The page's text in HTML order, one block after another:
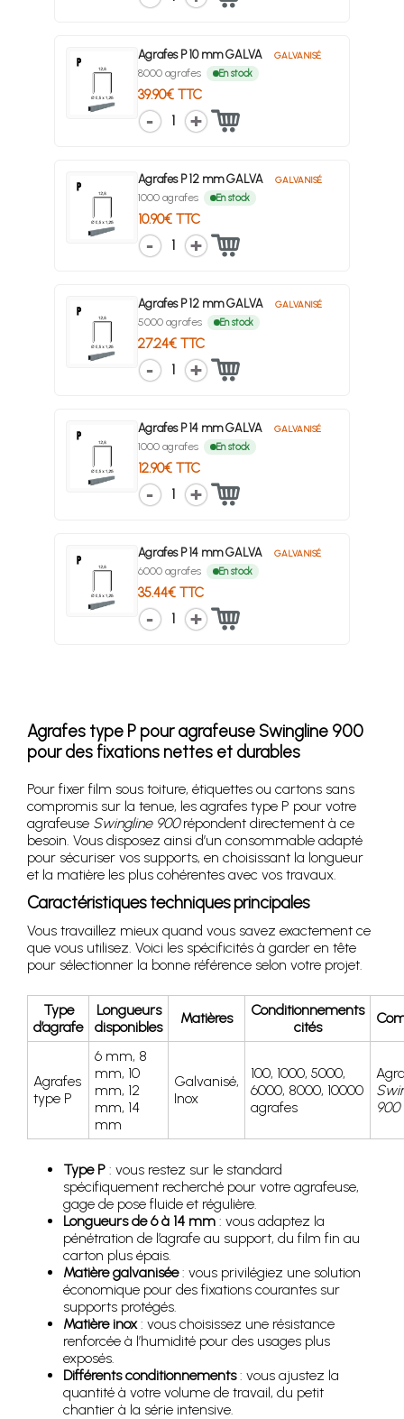
Agrafes P 10 mm GALVA GALVANISÉ
8000 agrafes En stock
39.90€ TTC
1
Agrafes P 12 mm GALVA GALVANISÉ
1000 agrafes En stock
10.90€ TTC
1
Agrafes P 12 mm GALVA GALVANISÉ
5000 agrafes En stock
27.24€ TTC
1
Agrafes P 14 mm GALVA GALVANISÉ
1000 agrafes En stock
12.90€ TTC
1
Agrafes P 14 mm GALVA GALVANISÉ
6000 agrafes En stock
35.44€ TTC
1
Agrafes type P pour agrafeuse Swingline 900
pour des fixations nettes et durables
Pour fixer film sous toiture, étiquettes ou cartons sans
compromis sur la tenue, les agrafes type P pour votre
agrafeuse Swingline 900répondent directement à ce
besoin. Vous disposez ainsi d’un consommable adapté
pour sécuriser vos supports, en choisissant la longueur
et la matière les plus cohérentes avec vos travaux.
Caractéristiques techniques principales
Vous travaillez mieux quand vous savez exactement ce
que vous utilisez. Voici les spécificités à garder en tête
pour sélectionner la bonne référence selon votre projet.
Type
d’agrafe
Longueurs
disponibles
Matières
Conditionnements
cités
Agrafes
type P
6 mm, 8
mm, 10
mm, 12
mm, 14
mm
Galvanisé,
Inox
100, 1000, 5000,
6000, 8000, 10000
agrafes
900
Type P : vous restez sur le standard
spécifiquement recherché pour votre agrafeuse,
gage de pose fluide et régulière.
Longueurs de 6 à 14 mm : vous adaptez la
pénétration de l’agrafe au support, du film fin au
carton plus épais.
Matière galvanisée: vous privilégiez une solution
économique pour des fixations courantes sur
supports protégés.
Matière inox: vous choisissez une résistance
renforcée à l’humidité pour des usages plus
exposés.
Différents conditionnements: vous ajustez la
quantité à votre volume de travail, du petit
chantier à la série intensive.